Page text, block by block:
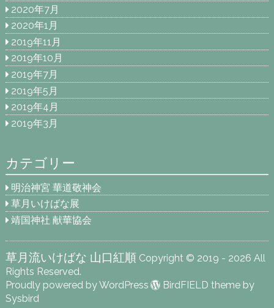
2020年7月
2020年1月
2019年11月
2019年10月
2019年7月
2019年5月
2019年4月
2019年3月
カテゴリー
明治神宮 華道敬神会
草月いけばな展
靖国神社 献華協会
草月流いけばな 山口紅順 Copyright © 2019 - 2026 All
Rights Reserved.
Proudly powered by WordPress
BirdFIELD theme by
Sysbird